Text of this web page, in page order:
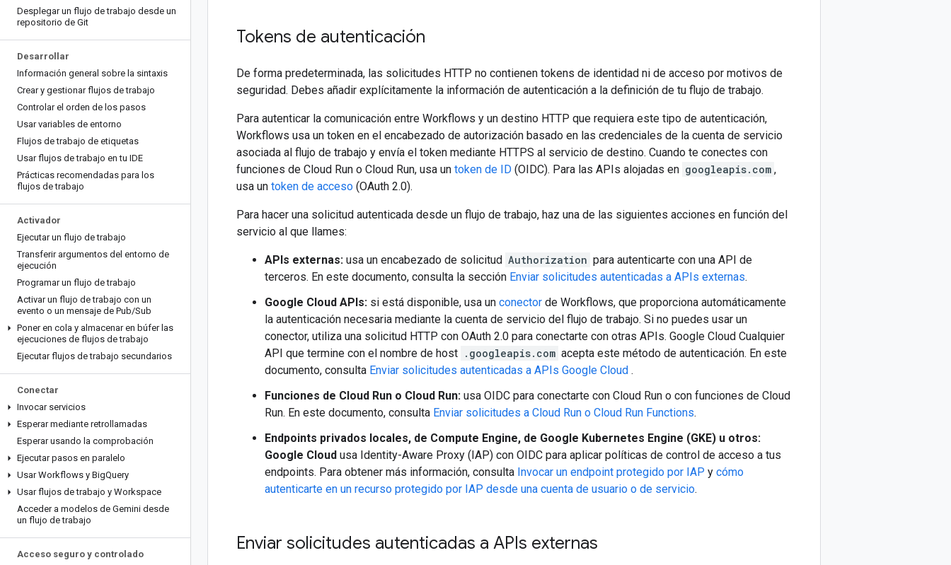
Desplegar un flujo de trabajo desde un
repositorio de Git
Desarrollar
Información general sobre la sintaxis
Crear y gestionar flujos de trabajo
Controlar el orden de los pasos
Usar variables de entorno
Flujos de trabajo de etiquetas
Usar flujos de trabajo en tu IDE
Prácticas recomendadas para los
flujos de trabajo
Activador
Ejecutar un flujo de trabajo
Transferir argumentos del entorno de
ejecución
Programar un flujo de trabajo
Activar un flujo de trabajo con un
evento o un mensaje de Pub/Sub
Poner en cola y almacenar en búfer las
ejecuciones de flujos de trabajo
Ejecutar flujos de trabajo secundarios
Conectar
Invocar servicios
Esperar mediante retrollamadas
Esperar usando la comprobación
Ejecutar pasos en paralelo
Usar Workflows y BigQuery
Usar flujos de trabajo y Workspace
Acceder a modelos de Gemini desde
un flujo de trabajo
Acceso seguro y controlado
Tokens de autenticación
De forma predeterminada, las solicitudes HTTP no contienen tokens de identidad ni de acceso por motivos de
seguridad. Debes añadir explícitamente la información de autenticación a la definición de tu flujo de trabajo.
Para autenticar la comunicación entre Workflows y un destino HTTP que requiera este tipo de autenticación,
Workflows usa un token en el encabezado de autorización basado en las credenciales de la cuenta de servicio
asociada al flujo de trabajo y envía el token mediante HTTPS al servicio de destino. Cuando te conectes con
funciones de Cloud Run o Cloud Run, usa un token de ID (OIDC). Para las APIs alojadas en googleapis.com ,
usa un token de acceso (OAuth 2.0).
Para hacer una solicitud autenticada desde un flujo de trabajo, haz una de las siguientes acciones en función del
servicio al que llames:
APIs externas: usa un encabezado de solicitud Authorization para autenticarte con una API de
terceros. En este documento, consulta la sección Enviar solicitudes autenticadas a APIs externas.
Google Cloud APIs: si está disponible, usa un conector de Workflows, que proporciona automáticamente
la autenticación necesaria mediante la cuenta de servicio del flujo de trabajo. Si no puedes usar un
conector, utiliza una solicitud HTTP con OAuth 2.0 para conectarte con otras APIs. Google Cloud Cualquier
API que termine con el nombre de host .googleapis.com acepta este método de autenticación. En este
documento, consulta Enviar solicitudes autenticadas a APIs Google Cloud .
Funciones de Cloud Run o Cloud Run: usa OIDC para conectarte con Cloud Run o con funciones de Cloud
Run. En este documento, consulta Enviar solicitudes a Cloud Run o Cloud Run Functions.
Endpoints privados locales, de Compute Engine, de Google Kubernetes Engine (GKE) u otros:
Google Cloud usa Identity-Aware Proxy (IAP) con OIDC para aplicar políticas de control de acceso a tus
endpoints. Para obtener más información, consulta Invocar un endpoint protegido por IAP y cómo
autenticarte en un recurso protegido por IAP desde una cuenta de usuario o de servicio.
Enviar solicitudes autenticadas a APIs externas